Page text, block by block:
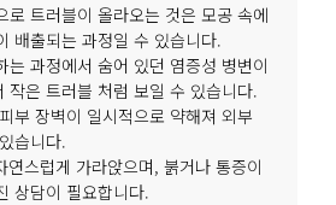
로 트러블이 올라오는 것은 모공 속에
배출되는 과정일 수 있습니다.
는 과정에서 숨어 있던 염증성 병변이
작은 트러블 처럼 보일 수 있습니다.
부 장벽이 일시적으로 약해져 외부
습니다.
연스럽게 가라앉으며, 붉거나 통증이
상담이 필요합니다.